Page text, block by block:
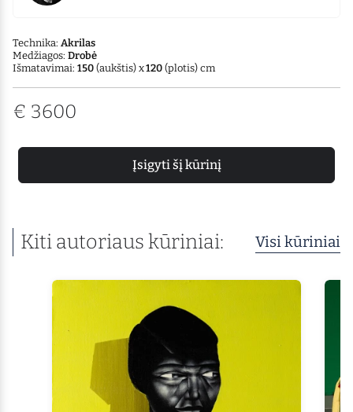
Technika: Akrilas
Medžiagos: Drobė
Išmatavimai: 150 (aukštis) x120 (plotis) cm
€ 3600
Įsigyti šį kūrinį
Kiti autoriaus kūriniai: Visi kūriniai